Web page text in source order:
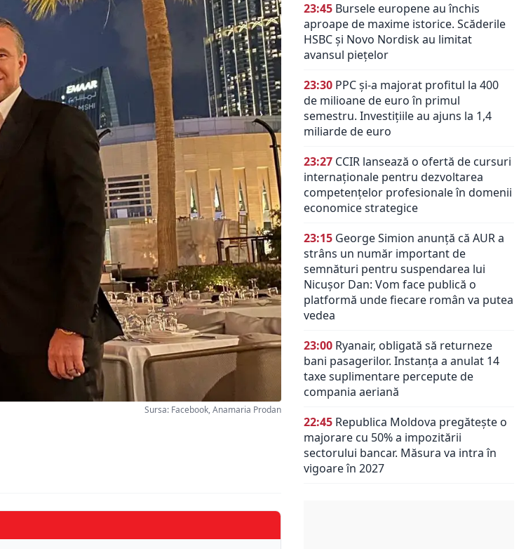
Sursa: Facebook, Anamaria Prodan
23:45 Bursele europene au închis
aproape de maxime istorice. Scăderile
HSBC și Novo Nordisk au limitat
avansul piețelor
23:30 PPC și-a majorat profitul la 400
de milioane de euro în primul
semestru. Investițiile au ajuns la 1,4
miliarde de euro
23:27 CCIR lansează o ofertă de cursuri
internaționale pentru dezvoltarea
competențelor profesionale în domenii
economice strategice
23:15 George Simion anunță că AUR a
strâns un număr important de
semnături pentru suspendarea lui
Nicușor Dan: Vom face publică o
platformă unde fiecare român va putea
vedea
23:00 Ryanair, obligată să returneze
bani pasagerilor. Instanța a anulat 14
taxe suplimentare percepute de
compania aeriană
22:45 Republica Moldova pregătește o
majorare cu 50% a impozitării
sectorului bancar. Măsura va intra în
vigoare în 2027